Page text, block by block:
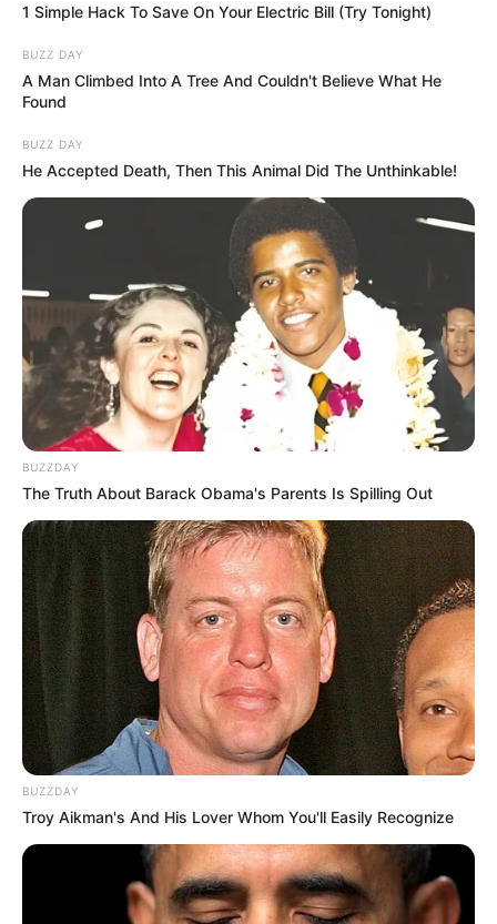
1 Simple Hack To Save On Your Electric Bill (Try Tonight)
BUZZ DAY
A Man Climbed Into A Tree And Couldn't Believe What He
Found
BUZZ DAY
He Accepted Death, Then This Animal Did The Unthinkable!
BUZZDAY
The Truth About Barack Obama's Parents Is Spilling Out
BUZZDAY
Troy Aikman's And His Lover Whom You'll Easily Recognize